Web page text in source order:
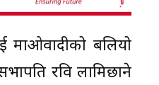
माओवादीको बलियो
रवि लामिछाने